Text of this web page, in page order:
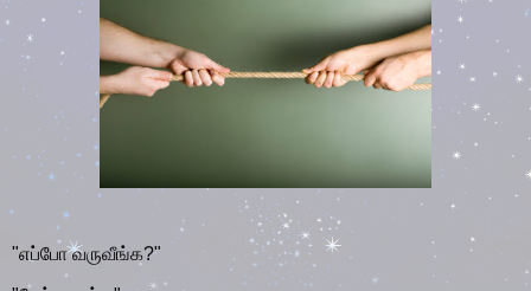
"எப்போ வருவீங்க?"